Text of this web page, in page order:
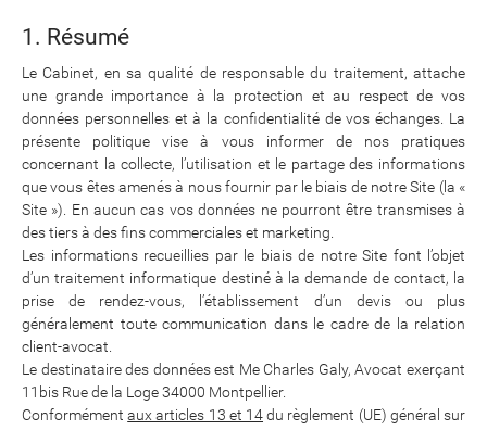
1. Résumé
Le Cabinet, en sa qualité de responsable du traitement, attache
une grande importance à la protection et au respect de vos
données personnelles et à la confidentialité de vos échanges. La
présente politique vise à vous informer de nos pratiques
concernant la collecte, l’utilisation et le partage des informations
que vous êtes amenés à nous fournir par le biais de notre Site (la «
Site »). En aucun cas vos données ne pourront être transmises à
des tiers à des fins commerciales et marketing.
Les informations recueillies par le biais de notre Site font l’objet
d’un traitement informatique destiné à la demande de contact, la
prise de rendez-vous, l’établissement d’un devis ou plus
généralement toute communication dans le cadre de la relation
client-avocat.
Le destinataire des données est Me Charles Galy, Avocat exerçant
11bis Rue de la Loge 34000 Montpellier.
Conformémentaux articles 13 et 14du règlement (UE) général sur